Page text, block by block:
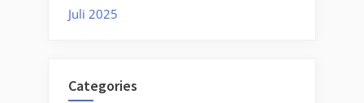
Juli 2025
Categories